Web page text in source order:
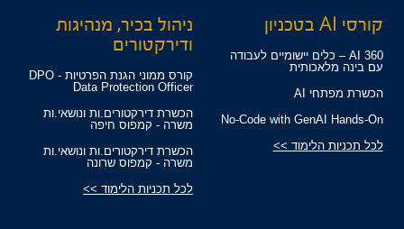
קורסי AI בטכניון
360 AI – כלים יישומיים לעבודה
עם בינה מלאכותית
הכשרת מפתחי AI
No-Code with GenAI Hands-On
לכל תכניות הלימוד >>
ניהול בכיר, מנהיגות
ודירקטורים
קורס ממוני הגנת הפרטיות - DPO
Data Protection Officer
הכשרת דירקטורים.ות ונושאי.ות
משרה - קמפוס חיפה
הכשרת דירקטורים.ות ונושאי.ות
משרה - קמפוס שרונה
לכל תכניות הלימוד >>